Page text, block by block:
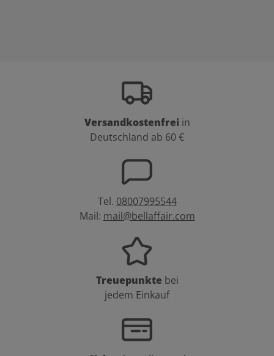
Versandkostenfrei in
Deutschland ab 60 €
Tel. 08007995544
Mail: mail@bellaffair.com
Treuepunkte bei
jedem Einkauf